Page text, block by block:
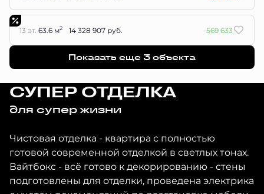
13 эт. 63.6 м2 14 328 907 руб. -569 633
Показать еще 3 объектa
СУПЕР ОТДЕЛКА
для супер жизни
Чистовая отделка - квартира с полностью
готовой современной отделкой в светлых тонах.
Вайтбокс - всё готово к декорированию - стены
подготовлены для отделки, проведена электрика